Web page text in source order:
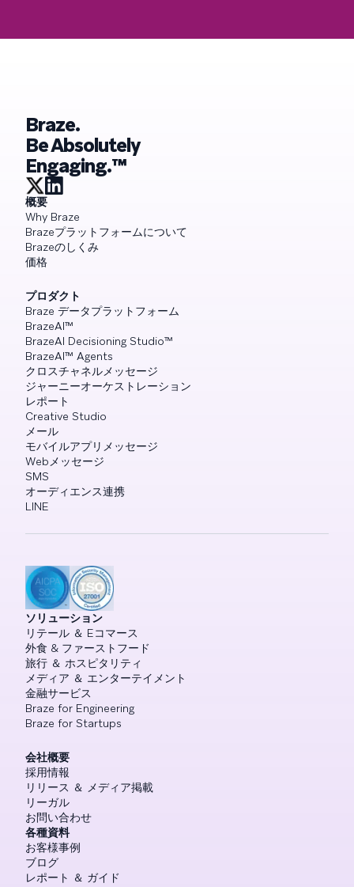
Braze.
Be Absolutely
Engaging.™
概要
Why Braze
Brazeプラットフォームについて
Brazeのしくみ
価格
プロダクト
Braze データプラットフォーム
BrazeAI™
BrazeAI Decisioning Studio™
BrazeAI™ Agents
クロスチャネルメッセージ
ジャーニーオーケストレーション
レポート
Creative Studio
メール
モバイルアプリメッセージ
Webメッセージ
SMS
オーディエンス連携
LINE
ソリューション
リテール ＆ Eコマース
外食 & ファーストフード
旅行 ＆ ホスピタリティ
メディア ＆ エンターテイメント
金融サービス
Braze for Engineering
Braze for Startups
会社概要
採用情報
リリース ＆ メディア掲載
リーガル
お問い合わせ
各種資料
お客様事例
ブログ
レポート ＆ ガイド